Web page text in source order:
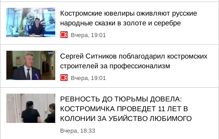
Костромские ювелиры оживляют русские
народные сказки в золоте и серебре
Вчера, 19:01
Сергей Ситников поблагодарил костромских
строителей за профессионализм
Вчера, 19:01
РЕВНОСТЬ ДО ТЮРЬМЫ ДОВЕЛА:
КОСТРОМИЧКА ПРОВЕДЕТ 11 ЛЕТ В
КОЛОНИИ ЗА УБИЙСТВО ЛЮБИМОГО
Вчера, 18:33